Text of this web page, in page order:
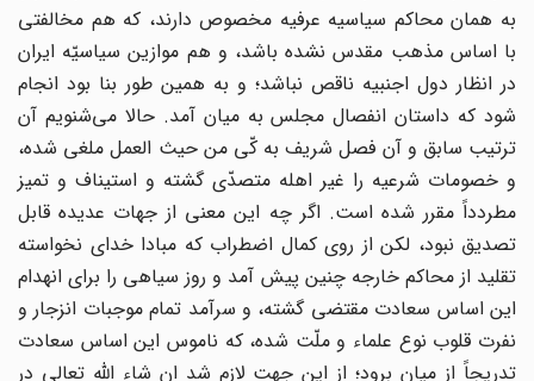
به همان محاکم سیاسیه عرفیه مخصوص دارند، که هم مخالفتی
با اساس مذهب مقدس نشده باشد، و هم موازین سیاسیّه ایران
در انظار دول اجنبیه ناقص نباشد؛ و به همین طور بنا بود انجام
شود که داستان انفصال مجلس به میان آمد. حالا می‌شنویم آن
ترتیب سابق و آن فصل شریف به کّی من حیث العمل ملغی شده،
و خصومات شرعیه را غیر اهله متصدّی گشته و استیناف و تمیز
مطردداً مقرر شده است. اگر چه این معنی از جهات عدیده قابل
تصدیق نبود، لکن از روی کمال اضطراب که مبادا خدای نخواسته
تقلید از محاکم خارجه چنین پیش آمد و روز سیاهی را برای انهدام
این اساس سعادت مقتضی گشته، و سرآمد تمام موجبات انزجار و
نفرت قلوب نوع علماء و ملّت شده، که ناموس این اساس سعادت
تدریجاً از میان برود؛ از این جهت لازم شد ان شاء الله تعالی در